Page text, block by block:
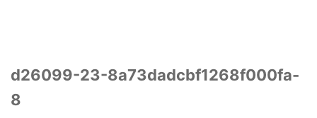
d26099-23-8a73dadcbf1268f000fa-
8